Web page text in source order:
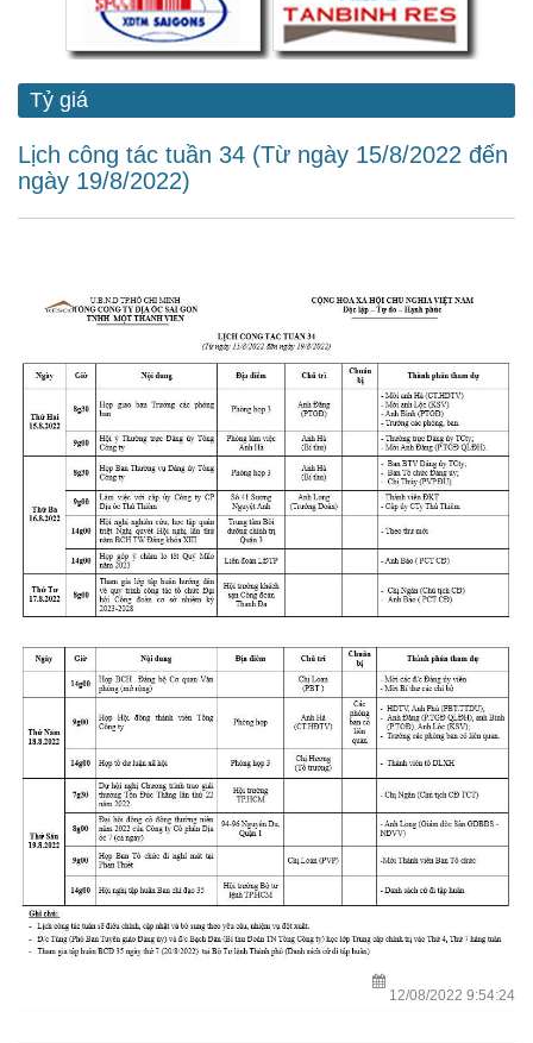
Tỷ giá
Lịch công tác tuần 34 (Từ ngày 15/8/2022 đến
ngày 19/8/2022)
12/08/2022 9:54:24